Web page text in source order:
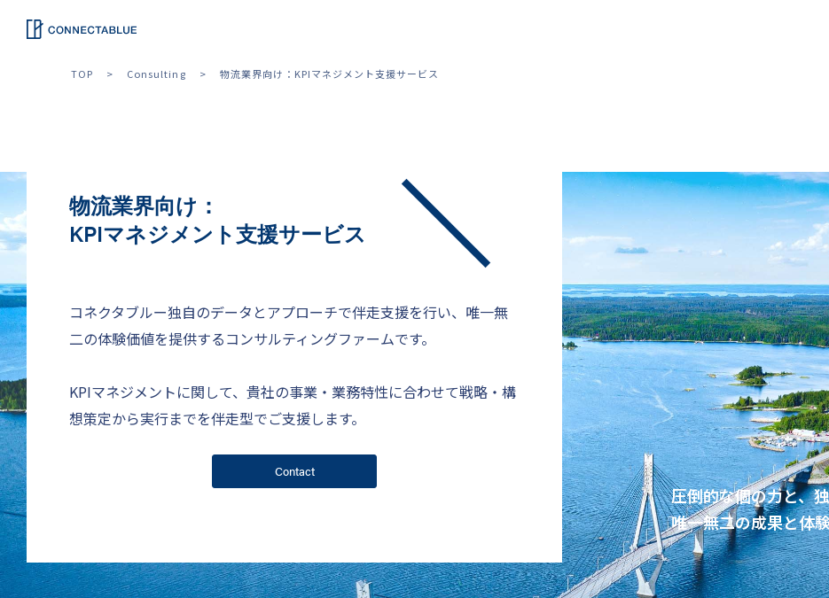
TOP Consulting 物流業界向け：KPIマネジメント支援サービス
物流業界向け：
KPIマネジメント支援サービス
コネクタブルー独自のデータとアプローチで伴走支援を行い、唯一無
二の体験価値を提供するコンサルティングファームです。
KPIマネジメントに関して、貴社の事業・業務特性に合わせて戦略・構
想策定から実行までを伴走型でご支援します。
Contact
圧倒的な個の力と、
唯一無二の成果と体